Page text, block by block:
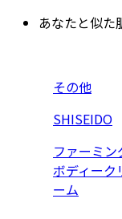
あなたと似た
その他
SHISEIDO
ファーミン
ボディーク
ーム